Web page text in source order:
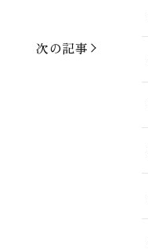
次の記事